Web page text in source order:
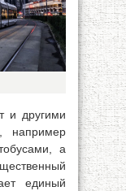
и другими
например
а
единый